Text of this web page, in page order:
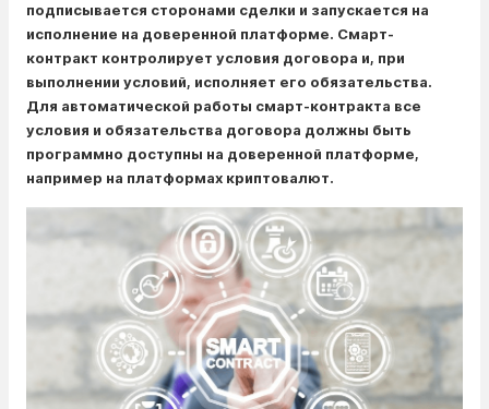
подписывается сторонами сделки и запускается на
исполнение на доверенной платформе. Смарт-
контракт контролирует условия договора и, при
выполнении условий, исполняет его обязательства.
Для автоматической работы смарт-контракта все
условия и обязательства договора должны быть
программно доступны на доверенной платформе,
например на платформах криптовалют.